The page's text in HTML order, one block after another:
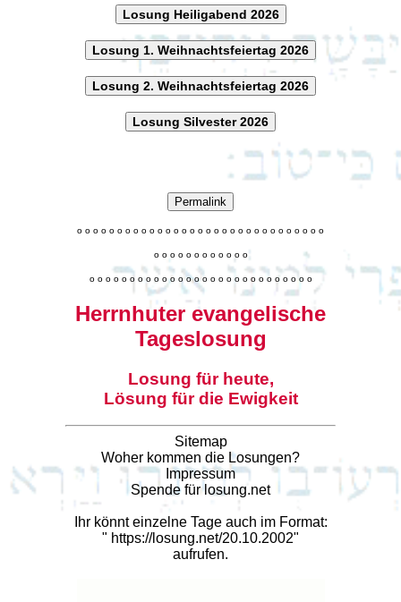
Losung Heiligabend 2026
Losung 1. Weihnachtsfeiertag 2026
Losung 2. Weihnachtsfeiertag 2026
Losung Silvester 2026
Permalink
o o o o o o o o o o o o o o o o o o o o o o o o o o o o o o o
o o o o o o o o o o o o
o o o o o o o o o o o o o o o o o o o o o o o o o o o o
Herrnhuter evangelische
Tageslosung
Losung für heute,
Lösung für die Ewigkeit
Sitemap
Woher kommen die Losungen?
Impressum
Spende für losung.net
Ihr könnt einzelne Tage auch im Format:
" https://losung.net/20.10.2002"
aufrufen.